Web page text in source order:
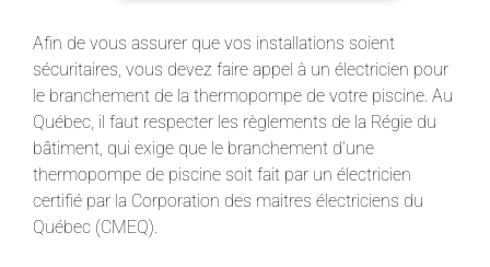
Afin de vous assurer que vos installations soient
sécuritaires, vous devez faire appel à un électricien pour
le branchement de la thermopompe de votre piscine. Au
Québec, il faut respecter les règlements de la Régie du
bâtiment, qui exige que le branchement d’une
thermopompe de piscine soit fait par un électricien
certifié par la Corporation des maitres électriciens du
Québec (CMEQ).